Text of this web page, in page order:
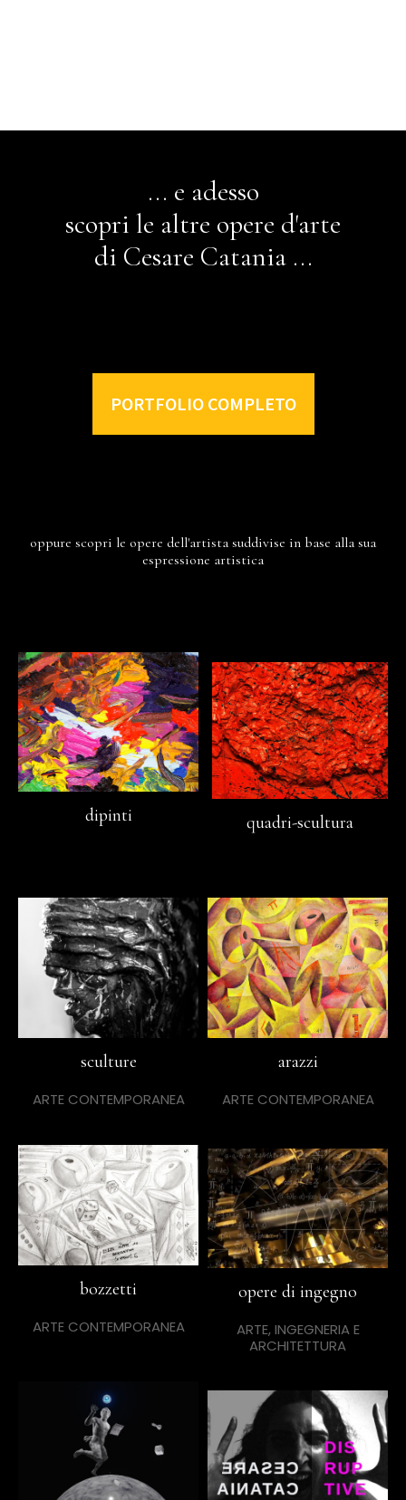
... e adesso
scopri le altre opere d'arte
di Cesare Catania ...
PORTFOLIO COMPLETO
oppure scopri le opere dell'artista suddivise in base alla sua
espressione artistica
dipinti quadri-scultura
sculture
ARTE CONTEMPORANEA
arazzi
ARTE CONTEMPORANEA
bozzetti
ARTE CONTEMPORANEA
opere di ingegno
ARTE, INGEGNERIA E
ARCHITETTURA